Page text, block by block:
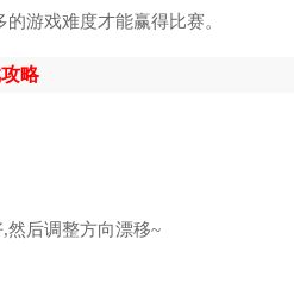
游戏难度才能赢得比赛。
略
然后调整方向漂移~